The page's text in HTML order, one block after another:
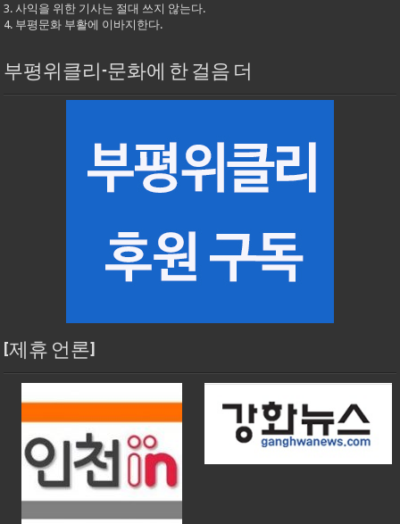
3. 사익을 위한 기사는 절대 쓰지 않는다.
4. 부평문화 부활에 이바지한다.
부평위클리-문화에 한 걸음 더
[제휴 언론]